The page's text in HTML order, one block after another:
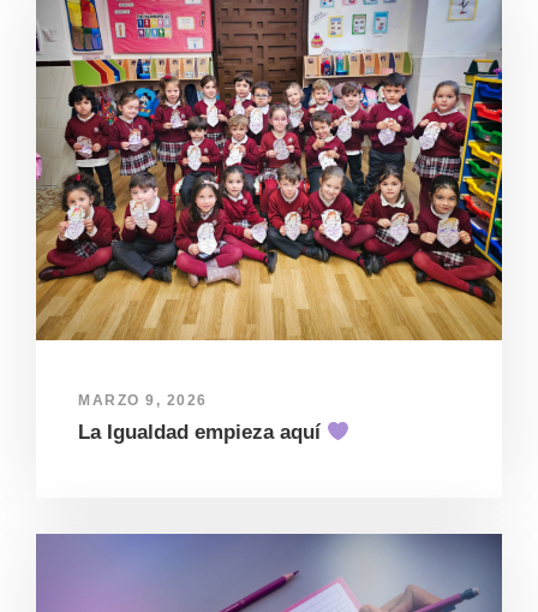
MARZO 9, 2026
La Igualdad empieza aquí